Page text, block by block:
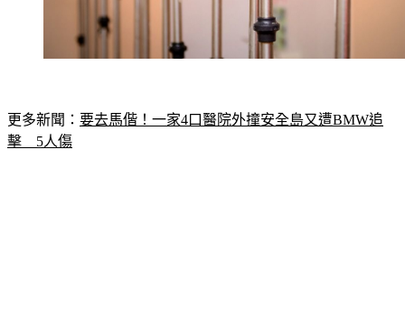
更多新聞： 要去馬偕！一家4口醫院外撞安全島又遭BMW追
擊　5人傷